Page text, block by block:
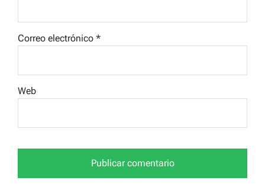
Correo electrónico *
Web